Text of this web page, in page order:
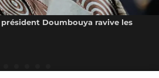
Doumbouya ravive les